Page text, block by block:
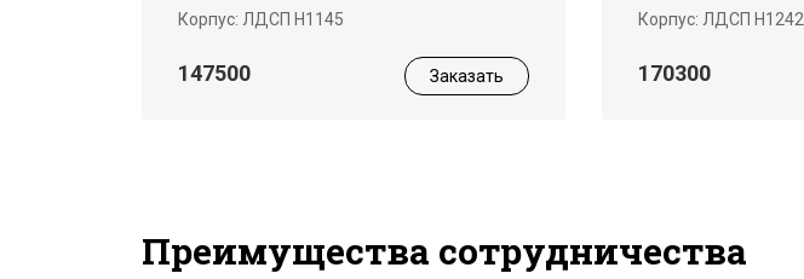
Корпус: ЛДСП Н1145
147500 Заказать
Корпус: ЛДСП Н1242
170300
Преимущества сотрудничества